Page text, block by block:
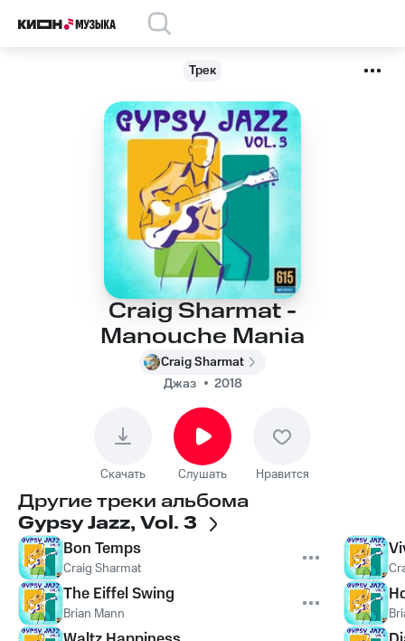
Трек
Craig Sharmat -
Manouche Mania
Craig Sharmat
Джаз
2018
Скачать Слушать Нравится
Другие треки альбома
Gypsy Jazz, Vol. 3
Bon Temps
Craig Sharmat
The Eiffel Swing
Brian Mann